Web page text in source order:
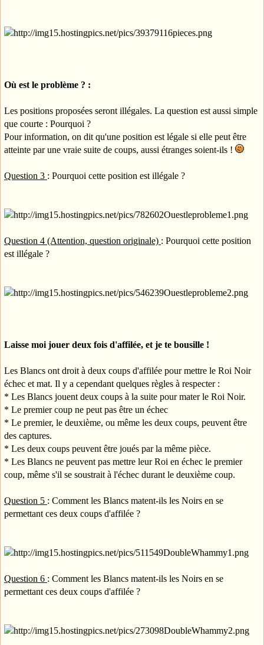
Où est le problème ? :
Les positions proposées seront illégales. La question est aussi simple
que courte : Pourquoi ?
Pour information, on dit qu'une position est légale si elle peut être
atteinte par une vraie suite de coups, aussi étranges soient-ils !
Question 3 : Pourquoi cette position est illégale ?
Question 4 (Attention, question originale) : Pourquoi cette position
est illégale ?
Laisse moi jouer deux fois d'affilée, et je te bousille !
Les Blancs ont droit à deux coups d'affilée pour mettre le Roi Noir
échec et mat. Il y a cependant quelques règles à respecter :
* Les Blancs jouent deux coups à la suite pour mater le Roi Noir.
* Le premier coup ne peut pas être un échec
* Le premier, le deuxième, ou même les deux coups, peuvent être
des captures.
* Les deux coups peuvent être joués par la même pièce.
* Les Blancs ne peuvent pas mettre leur Roi en échec le premier
coup, même s'il se soustrait à l'échec durant le deuxième coup.
Question 5 : Comment les Blancs matent-ils les Noirs en se
permettant ces deux coups d'affilée ?
Question 6 : Comment les Blancs matent-ils les Noirs en se
permettant ces deux coups d'affilée ?